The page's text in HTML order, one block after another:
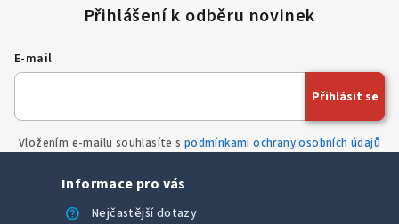
E-mail
Vložením e-mailu souhlasíte s podmínkami ochrany osobních údajů
Přihlásit se
Informace pro vás
help
Nejčastější dotazy